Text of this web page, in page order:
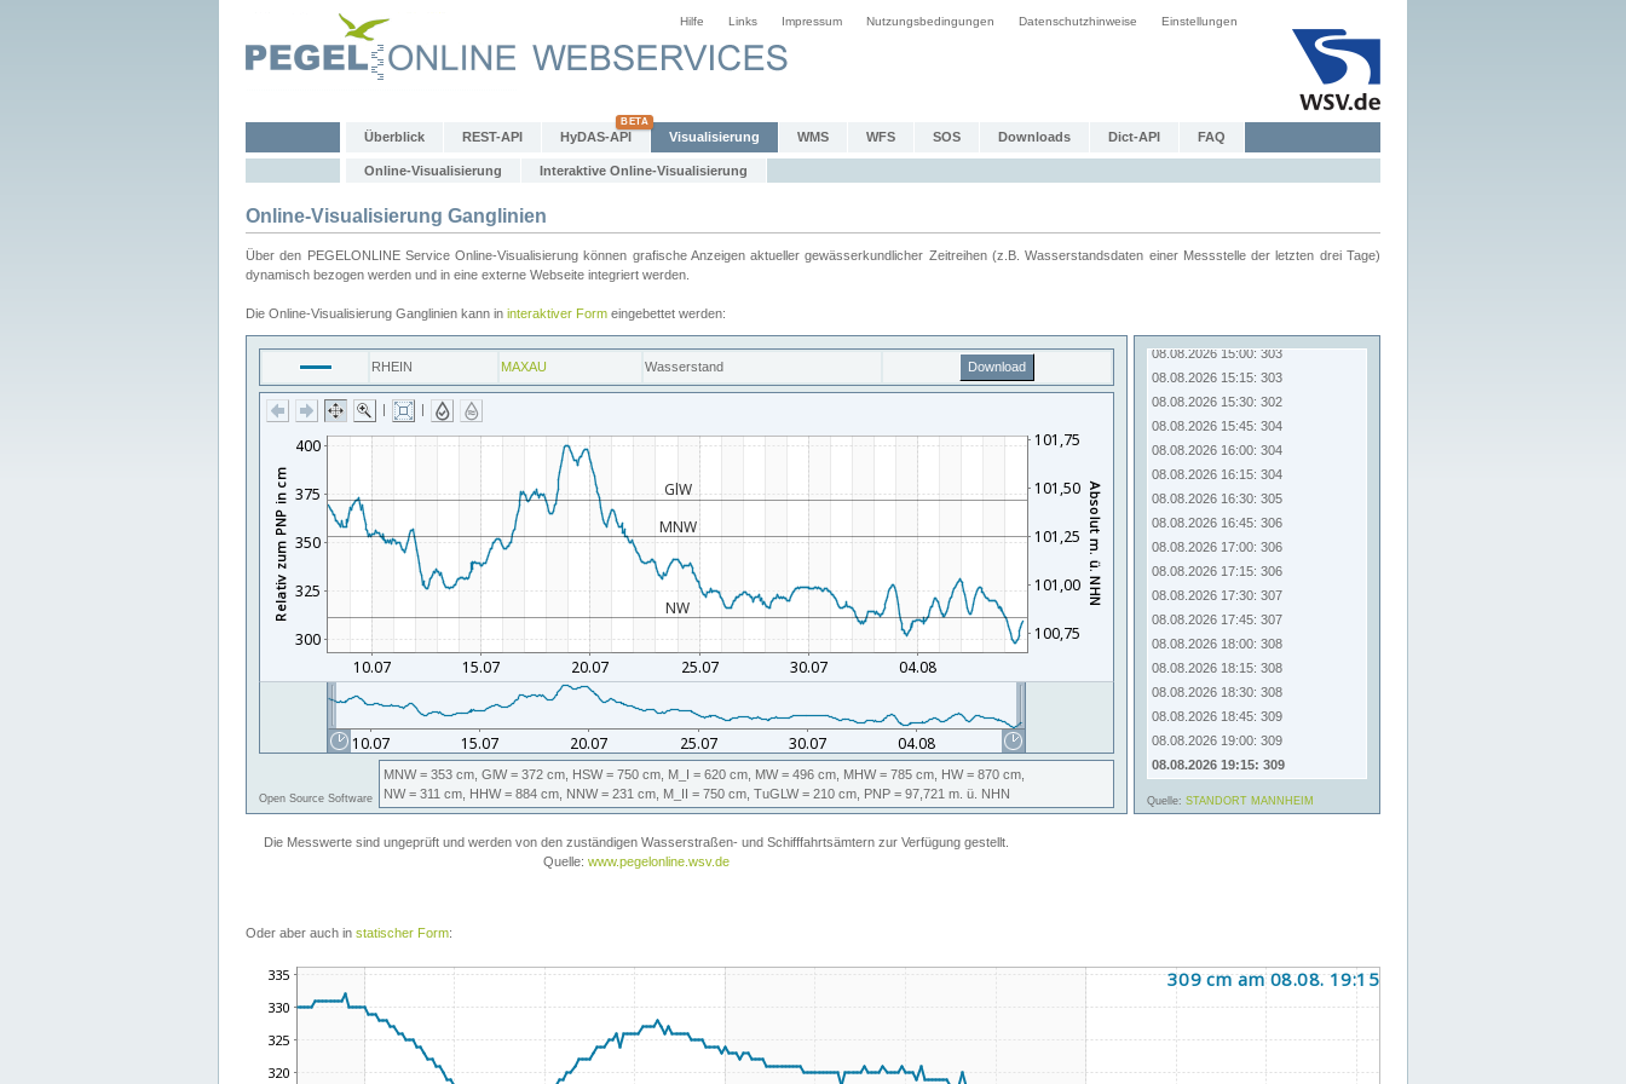
Hilfe Links Impressum Nutzungsbedingungen Datenschutzhinweise Einstellungen
Überblick REST-API HyDAS-API Visualisierung WMS WFS SOS Downloads Dict-API FAQ
Online-Visualisierung Interaktive Online-Visualisierung
Online-Visualisierung Ganglinien
Über den PEGELONLINE Service Online-Visualisierung können grafische Anzeigen aktueller gewässerkundlicher Zeitreihen (z.B. Wasserstandsdaten einer Messstelle der letzten drei Tage)
dynamisch bezogen werden und in eine externe Webseite integriert werden.
Die Online-Visualisierung Ganglinien kann in interaktiver Form eingebettet werden:
Oder aber auch in statischer Form: